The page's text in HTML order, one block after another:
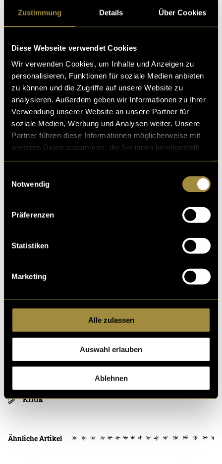
Zustimmung Details Über Cookies
Diese Webseite verwendet Cookies
Wir verwenden Cookies, um Inhalte und Anzeigen zu
personalisieren, Funktionen für soziale Medien anbieten
zu können und die Zugriffe auf unsere Website zu
analysieren. Außerdem geben wir Informationen zu Ihrer
Verwendung unserer Website an unsere Partner für
soziale Medien, Werbung und Analysen weiter. Unsere
Partner führen diese Informationen möglicherweise mit
weiteren Daten zusammen, die Sie ihnen bereitgestellt
Notwendig
Präferenzen
Statistiken
Marketing
Alle zulassen
Auswahl erlauben
Ablehnen
Das letzte der Perpetuum Mobiles, welche ich erstellt
habe, erfüllt mich sehr. Ich brauchte auch eine Weile,
bis es so aussieht, da es auch hier Schwierigkeiten gab.
Schlussendlich finde ich es ein gelungenes Resultat
und das schönste von den vieren.
(bas)
Kritik
Ähnliche Artikel